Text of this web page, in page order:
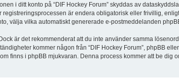
i ditt konto på “DIF Hockey Forum” skyddas av
registreringsprocessen är endera obligatorisk eller frivillig,
välja vilka automatiskt genererade e-postmeddelanden
är det rekommenderat att du inte använder samma
kommer någon från “DIF Hockey Forum”, phpBB
finns i phpBB mjukvaran. Denna process kommer att be